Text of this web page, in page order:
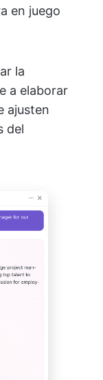
en juego
la
a elaborar
ajusten
del